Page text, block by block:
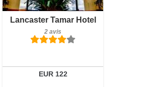
Lancaster Tamar Hotel
2 avis
EUR 122
2 avis
Détails
Réserver